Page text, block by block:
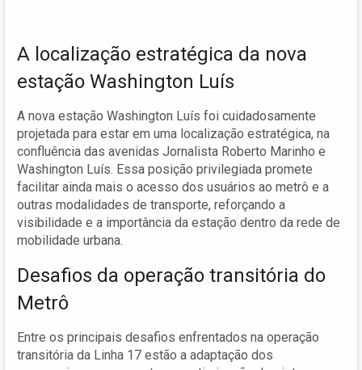
A localização estratégica da nova
estação Washington Luís
A nova estação Washington Luís foi cuidadosamente
projetada para estar em uma localização estratégica, na
confluência das avenidas Jornalista Roberto Marinho e
Washington Luís. Essa posição privilegiada promete
facilitar ainda mais o acesso dos usuários ao metrô e a
outras modalidades de transporte, reforçando a
visibilidade e a importância da estação dentro da rede de
mobilidade urbana.
Desafios da operação transitória do
Metrô
Entre os principais desafios enfrentados na operação
transitória da Linha 17 estão a adaptação dos